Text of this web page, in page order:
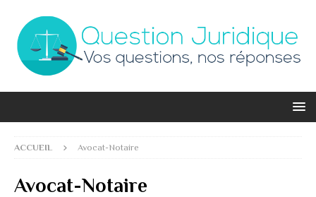
ACCUEIL Avocat-Notaire
Avocat-Notaire